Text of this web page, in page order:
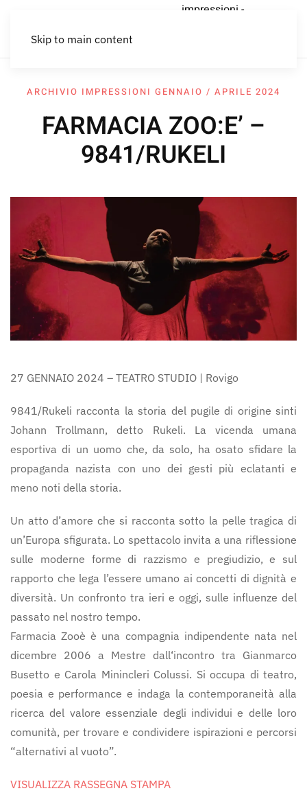
Skip to main content
sharing
impressioni -
ARCHIVIO IMPRESSIONI GENNAIO / APRILE 2024
FARMACIA ZOO:E’ –
9841/RUKELI
27 GENNAIO 2024 – TEATRO STUDIO | Rovigo
9841/Rukeli racconta la storia del pugile di origine sinti
Johann Trollmann, detto Rukeli. La vicenda umana
esportiva di un uomo che, da solo, ha osato sfidare la
propaganda nazista con uno dei gesti più eclatanti e
meno noti della storia.
Un atto d’amore che si racconta sotto la pelle tragica di
un’Europa sfigurata. Lo spettacolo invita a una riflessione
sulle moderne forme di razzismo e pregiudizio, e sul
rapporto che lega l’essere umano ai concetti di dignità e
diversità. Un confronto tra ieri e oggi, sulle influenze del
passato nel nostro tempo.
Farmacia Zooè è una compagnia indipendente nata nel
dicembre 2006 a Mestre dall‘incontro tra Gianmarco
Busetto e Carola Minincleri Colussi. Si occupa di teatro,
poesia e performance e indaga la contemporaneità alla
ricerca del valore essenziale degli individui e delle loro
comunità, per trovare e condividere ispirazioni e percorsi
“alternativi al vuoto”.
VISUALIZZA RASSEGNA STAMPA